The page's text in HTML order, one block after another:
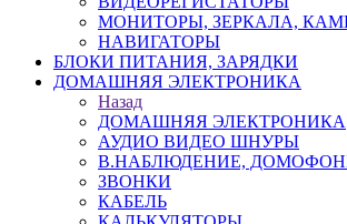
МОНИТОРЫ, ЗЕРКАЛА,
НАВИГАТОРЫ
БЛОКИ ПИТАНИЯ, ЗАРЯДКИ
ДОМАШНЯЯ ЭЛЕКТРОНИКА
Назад
ДОМАШНЯЯ ЭЛЕКТРОНИКА
АУДИО ВИДЕО ШНУРЫ
В.НАБЛЮДЕНИЕ,
ЗВОНКИ
КАБЕЛЬ